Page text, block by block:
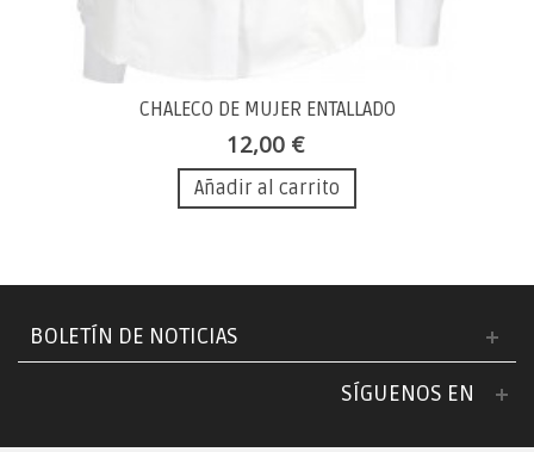
CHALECO DE MUJER ENTALLADO
12,00 €
Añadir al carrito
BOLETÍN DE NOTICIAS
SÍGUENOS EN